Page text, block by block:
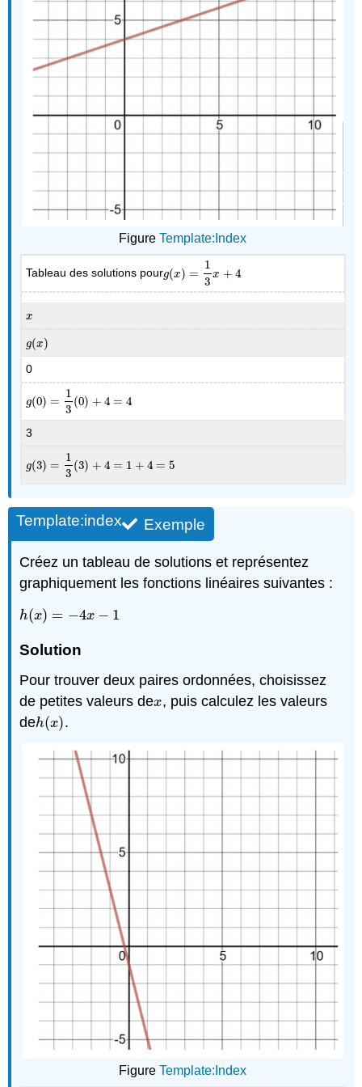
Figure Template:Index
Tableau des solutions pourg(x) =
1
3
x + 4
g(x)=13 x+4
x
x
g(x)
g(x)
0
g(0) =
1
3
(0) + 4 = 4
g(0) =1 3(0)+4=4
3
g(3) =
1
3
(3) + 4 = 1 + 4 = 5
g(3) =1 3(3)+4=1+ 4= 5
Exemple
Template:index
Créez un tableau de solutions et représentez
graphiquement les fonctions linéaires suivantes :
h(x) = −4x − 1
h(x)=− 4x−1
Solution
Pour trouver deux paires ordonnées, choisissez
de petites valeurs dex
x, puis calculez les valeurs
deh(x)
h(x) .
Figure Template:Index